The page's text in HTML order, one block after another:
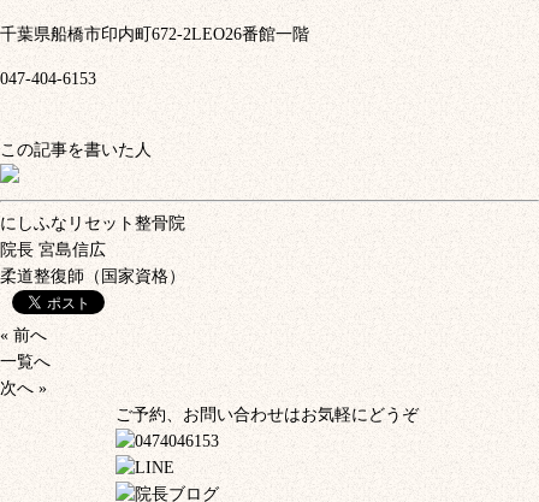
千葉県船橋市印内町672-2LEO26番館一階
047-404-6153
この記事を書いた人
にしふなリセット整骨院
院長 宮島信広
柔道整復師（国家資格）
« 前へ
一覧へ
次へ »
ご予約、お問い合わせはお気軽にどうぞ